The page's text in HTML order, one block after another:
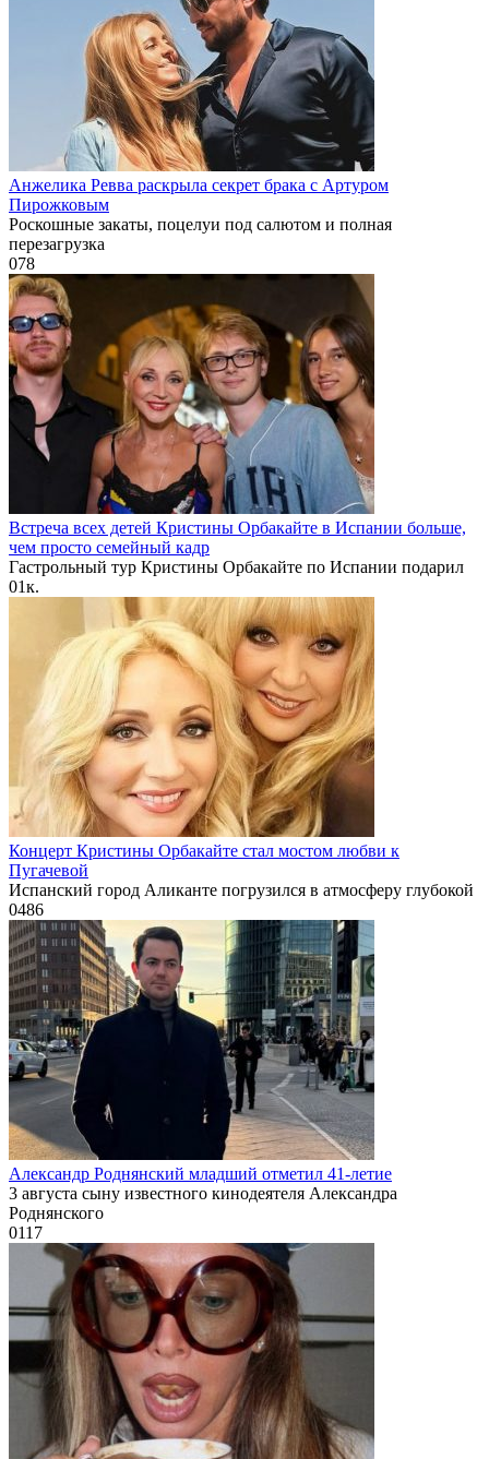
Анжелика Ревва раскрыла секрет брака с Артуром
Пирожковым
Роскошные закаты, поцелуи под салютом и полная
перезагрузка
078
Встреча всех детей Кристины Орбакайте в Испании больше,
чем просто семейный кадр
Гастрольный тур Кристины Орбакайте по Испании подарил
01к.
Концерт Кристины Орбакайте стал мостом любви к
Пугачевой
Испанский город Аликанте погрузился в атмосферу глубокой
0486
Александр Роднянский младший отметил 41-летие
3 августа сыну известного кинодеятеля Александра
Роднянского
0117